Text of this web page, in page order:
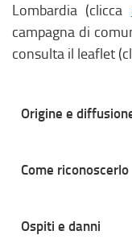
Lombardia (clicca
campagna di
consulta il leaflet
Origine e
Come riconoscerlo
Ospiti e danni